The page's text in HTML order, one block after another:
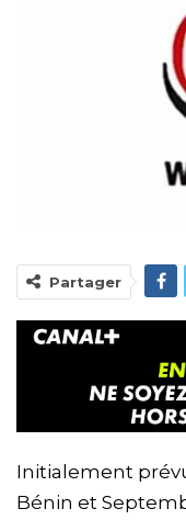
Partager
Initialement
Bénin et